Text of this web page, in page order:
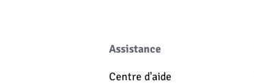
Assistance
Centre d'aide